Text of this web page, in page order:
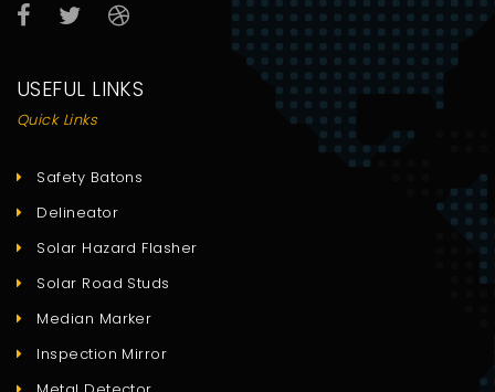
USEFUL LINKS
Quick Links
Safety Batons
Delineator
Solar Hazard Flasher
Solar Road Studs
Median Marker
Inspection Mirror